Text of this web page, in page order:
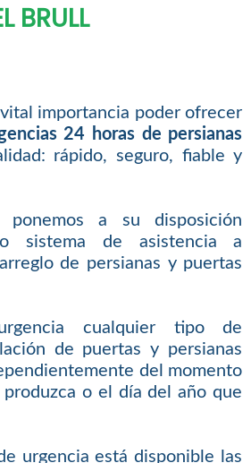
BRULL
importancia poder ofrecer
24 horas de persianas
rápido, seguro, fiable y
ponemos a su disposición
sistema de asistencia a
de persianas y puertas
cualquier tipo de
de puertas y persianas
del momento
o el día del año que
urgencia está disponible las